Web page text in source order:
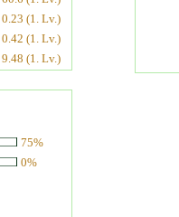
0.23 (1. Lv.)
0.42 (1. Lv.)
9.48 (1. Lv.)
75%
0%